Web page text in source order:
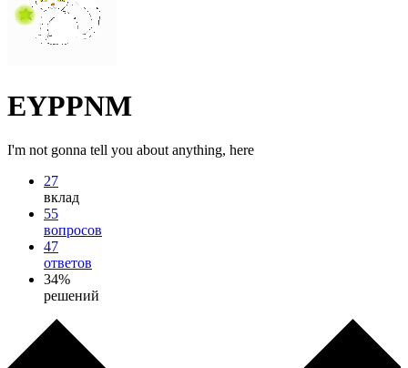
EYPPNM
I'm not gonna tell you about anything, here
27
вклад
55
вопросов
47
ответов
34%
решений